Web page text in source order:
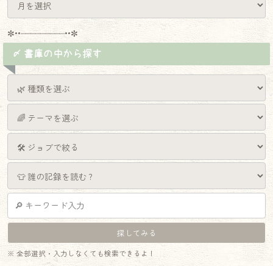
✼••┈┈┈┈┈┈┈┈┈••✼
〆 書庫の中から探す
※ 全部選択・入力しなくても検索できるよ！